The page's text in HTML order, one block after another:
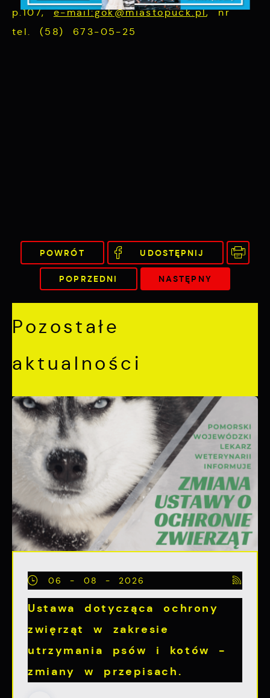
p.107,e-mail:gok@miastopuck.pl, nr
tel. (58) 673-05-25
POWRÓT UDOSTĘPNIJ
POPRZEDNI NASTĘPNY
Pozostałe
aktualności
06 - 08 - 2026
Ustawa dotycząca ochrony
zwięrząt w zakresie
utrzymania psów i kotów -
zmiany w przepisach.